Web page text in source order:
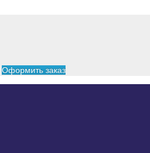
Оформить заказ